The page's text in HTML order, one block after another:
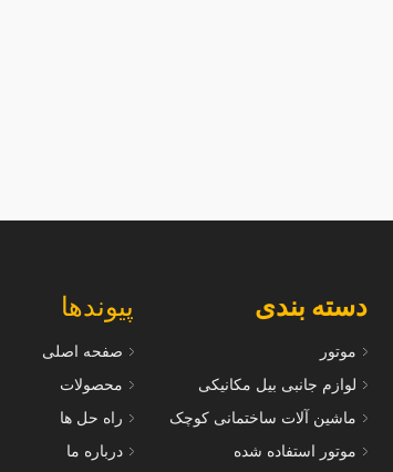
پیوندها
صفحه اصلی
محصولات
راه حل ها
درباره ما
دسته بندی
موتور
لوازم جانبی بیل مکانیکی
ماشین آلات ساختمانی کوچک
موتور استفاده شده